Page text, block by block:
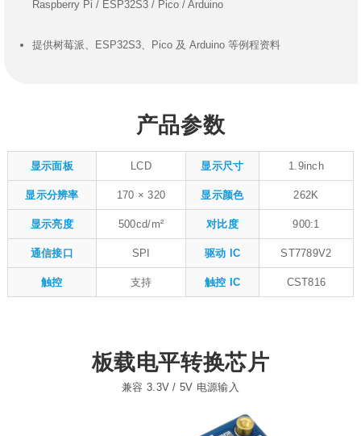
Raspberry Pi / ESP32S3 / Pico / Arduino
提供树莓派、ESP32S3、Pico 及 Arduino 等例程资料
产品参数
显示面板 LCD 显示尺寸 1.9inch
显示分辨率 170 × 320 显示颜色 262K
显示亮度 500cd/m² 对比度 900:1
通信接口 SPI 驱动 IC ST7789V2
触控 支持 触控 IC CST816
板载电平转换芯片
兼容 3.3V / 5V 电源输入